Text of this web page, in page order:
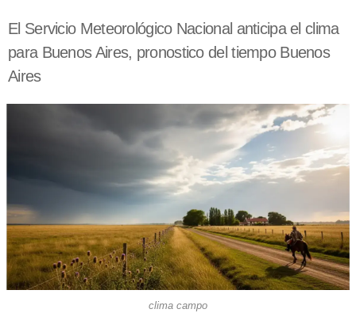
El Servicio Meteorológico Nacional anticipa el clima
para Buenos Aires, pronostico del tiempo Buenos
Aires
clima campo